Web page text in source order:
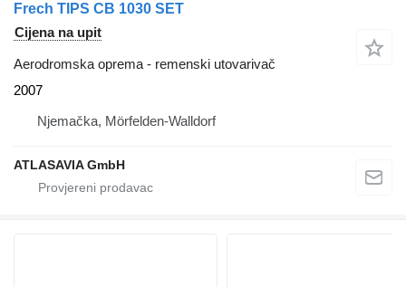
Frech TIPS CB 1030 SET
Cijena na upit
Aerodromska oprema - remenski utovarivač
2007
Njemačka, Mörfelden-Walldorf
ATLASAVIA GmbH